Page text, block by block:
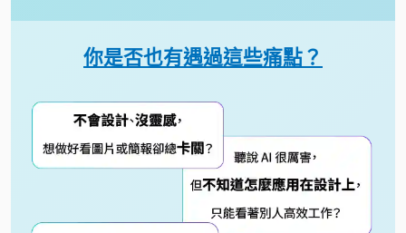
你是否也有遇過這些痛點？